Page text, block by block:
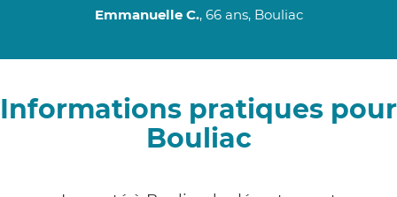
Emmanuelle C., 66 ans, Bouliac
Informations pratiques pour
Bouliac